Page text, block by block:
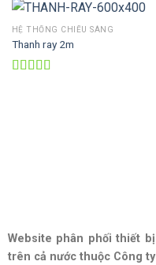
HỆ THỐNG CHIẾU SÁNG
Thanh ray 2m
Website phân phối thiết
trên cả nước thuộc Công ty